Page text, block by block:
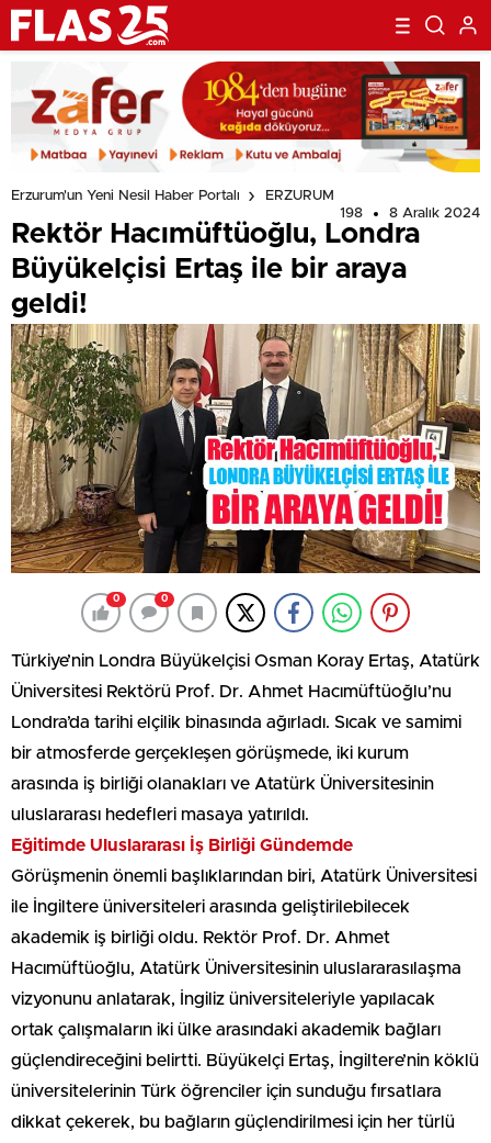
Erzurum'un Yeni Nesil Haber Portalı
ERZURUM
198
8 Aralık 2024
Rektör Hacımüftüoğlu, Londra
Büyükelçisi Ertaş ile bir araya
geldi!
0 0
Türkiye’nin Londra Büyükelçisi Osman Koray Ertaş, Atatürk
Üniversitesi Rektörü Prof. Dr. Ahmet Hacımüftüoğlu’nu
Londra’da tarihi elçilik binasında ağırladı. Sıcak ve samimi
bir atmosferde gerçekleşen görüşmede, iki kurum
arasında iş birliği olanakları ve Atatürk Üniversitesinin
uluslararası hedefleri masaya yatırıldı.
Eğitimde Uluslararası İş Birliği Gündemde
Görüşmenin önemli başlıklarından biri, Atatürk Üniversitesi
ile İngiltere üniversiteleri arasında geliştirilebilecek
akademik iş birliği oldu. Rektör Prof. Dr. Ahmet
Hacımüftüoğlu, Atatürk Üniversitesinin uluslararasılaşma
vizyonunu anlatarak, İngiliz üniversiteleriyle yapılacak
ortak çalışmaların iki ülke arasındaki akademik bağları
güçlendireceğini belirtti. Büyükelçi Ertaş, İngiltere’nin köklü
üniversitelerinin Türk öğrenciler için sunduğu fırsatlara
dikkat çekerek, bu bağların güçlendirilmesi için her türlü